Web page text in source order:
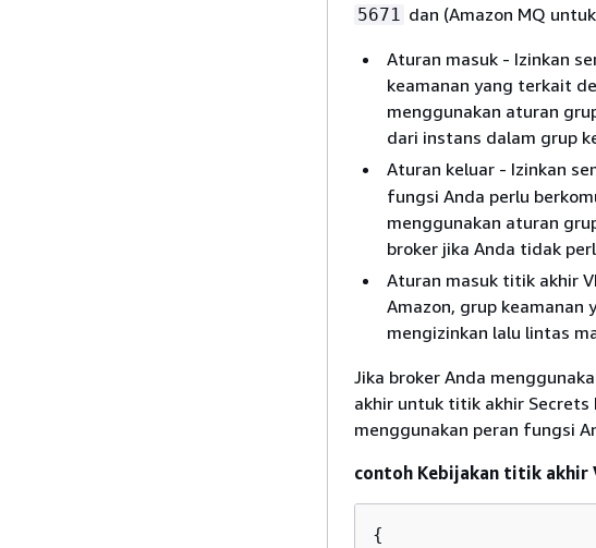
5671 dan (Amazon MQ
Aturan masuk - Izinkan
keamanan yang terkait
menggunakan aturan
dari instans dalam grup
Aturan keluar - Izinkan
fungsi Anda perlu
menggunakan aturan
broker jika Anda tidak
Aturan masuk titik akhir
Amazon, grup keamanan
mengizinkan lalu lintas
Jika broker Anda
akhir untuk titik akhir Secrets
menggunakan peran fungsi
contoh Kebijakan titik akhir
{